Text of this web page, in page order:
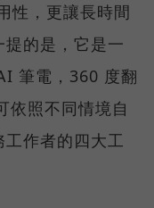
性，更讓長時間
的是，它是一
筆電，360 度翻
依照不同情境自
作者的四大工